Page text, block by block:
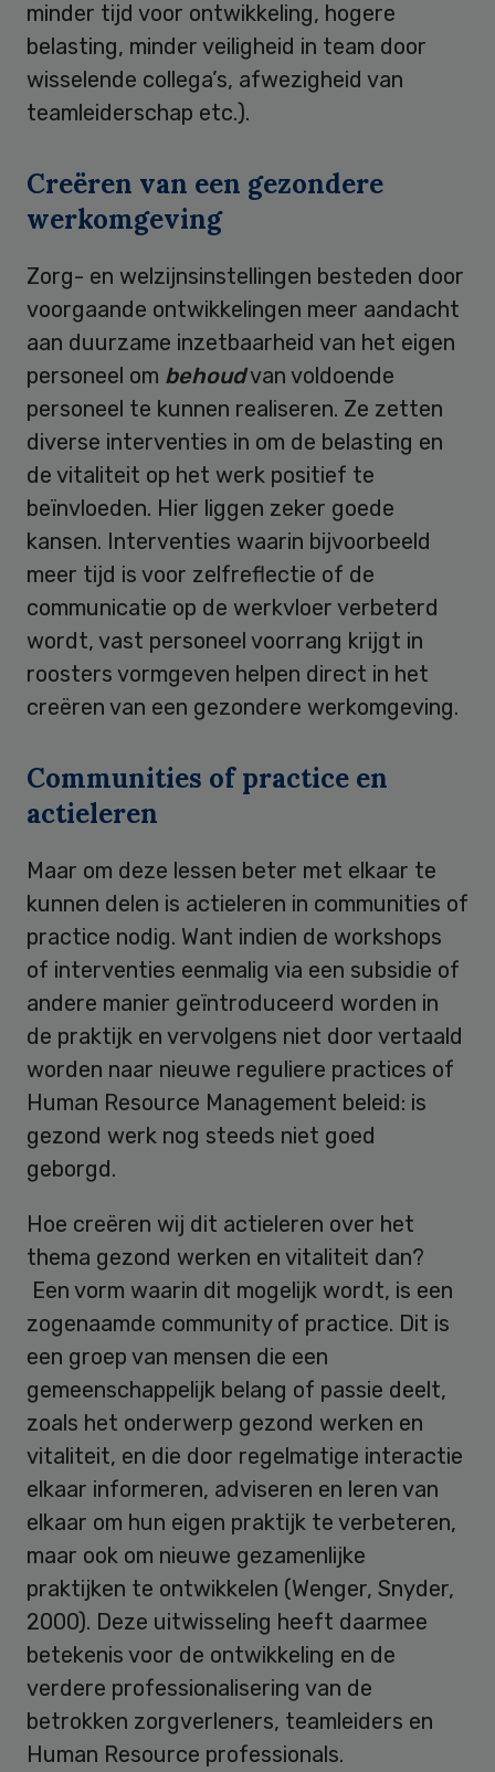
minder tijd voor ontwikkeling, hogere
belasting, minder veiligheid in team door
wisselende collega’s, afwezigheid van
teamleiderschap etc.).
Creëren van een gezondere
werkomgeving
Zorg- en welzijnsinstellingen besteden door
voorgaande ontwikkelingen meer aandacht
aan duurzame inzetbaarheid van het eigen
personeel om behoudvan voldoende
personeel te kunnen realiseren. Ze zetten
diverse interventies in om de belasting en
de vitaliteit op het werk positief te
beïnvloeden. Hier liggen zeker goede
kansen. Interventies waarin bijvoorbeeld
meer tijd is voor zelfreflectie of de
communicatie op de werkvloer verbeterd
wordt, vast personeel voorrang krijgt in
roosters vormgeven helpen direct in het
creëren van een gezondere werkomgeving.
Communities of practice en
actieleren
Maar om deze lessen beter met elkaar te
kunnen delen is actieleren in communities of
practice nodig. Want indien de workshops
of interventies eenmalig via een subsidie of
andere manier geïntroduceerd worden in
de praktijk en vervolgens niet door vertaald
worden naar nieuwe reguliere practices of
Human Resource Management beleid: is
gezond werk nog steeds niet goed
geborgd.
Hoe creëren wij dit actieleren over het
thema gezond werken en vitaliteit dan?
Een vorm waarin dit mogelijk wordt, is een
zogenaamde community of practice. Dit is
een groep van mensen die een
gemeenschappelijk belang of passie deelt,
zoals het onderwerp gezond werken en
vitaliteit, en die door regelmatige interactie
elkaar informeren, adviseren en leren van
elkaar om hun eigen praktijk te verbeteren,
maar ook om nieuwe gezamenlijke
praktijken te ontwikkelen (Wenger, Snyder,
2000). Deze uitwisseling heeft daarmee
betekenis voor de ontwikkeling en de
verdere professionalisering van de
betrokken zorgverleners, teamleiders en
Human Resource professionals.